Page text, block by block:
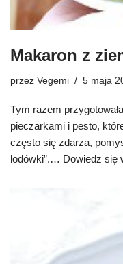
Makaron z
przez Vegemi 5 maja
Tym razem
pieczarkami i pesto,
często się zdarza,
lodówki”.… Dowiedz się